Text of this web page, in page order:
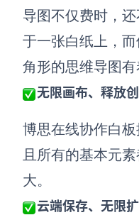
导图不仅费时，
于一张白纸上，
角形的思维导图有
无限画布、释放
博思在线协作白
且所有的基本元
大。
云端保存、无限